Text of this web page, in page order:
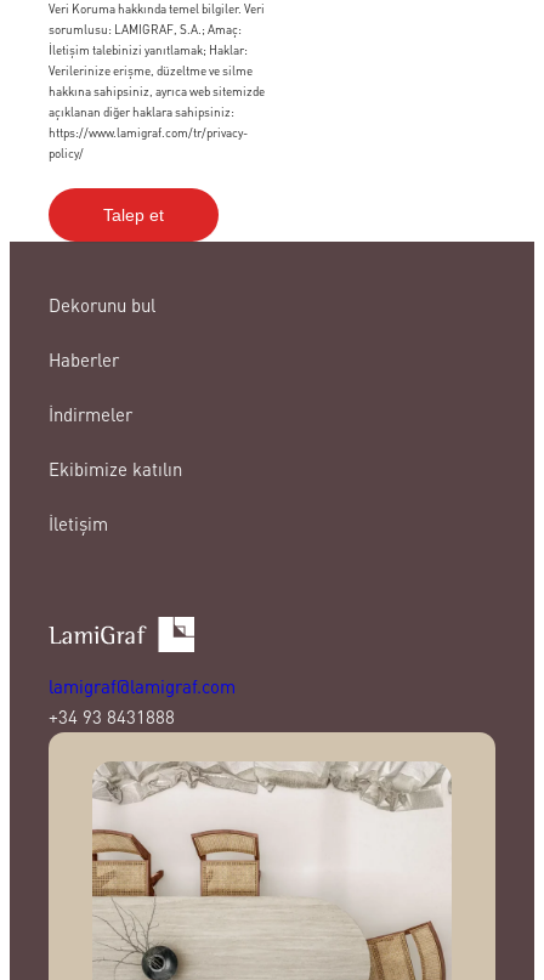
Veri Koruma hakkında temel bilgiler. Veri
sorumlusu: LAMIGRAF, S.A.; Amaç:
İletişim talebinizi yanıtlamak; Haklar:
Verilerinize erişme, düzeltme ve silme
hakkına sahipsiniz, ayrıca web sitemizde
açıklanan diğer haklara sahipsiniz:
https://www.lamigraf.com/tr/privacy-
policy/
Dekorunu bul
Haberler
İndirmeler
Ekibimize katılın
İletişim
lamigraf@lamigraf.com
+34 93 8431888